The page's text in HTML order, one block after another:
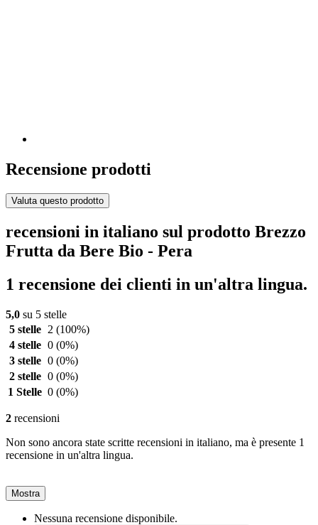
Recensione prodotti
Valuta questo prodotto
recensioni in italiano sul prodotto Brezzo
Frutta da Bere Bio - Pera
1 recensione dei clienti in un'altra lingua.
5,0 su 5 stelle
5 stelle
2 (100%)
4 stelle 0 (0%)
3 stelle 0 (0%)
2 stelle 0 (0%)
1 Stelle 0 (0%)
2 recensioni
Non sono ancora state scritte recensioni in italiano, ma è presente 1
recensione in un'altra lingua.
Mostra
Nessuna recensione disponibile.